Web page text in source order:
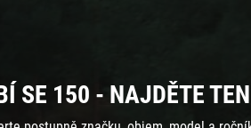
SE 150 - NAJDĚTE